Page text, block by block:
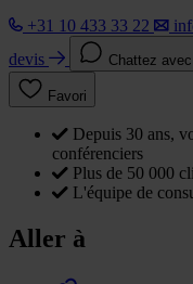
+31 10 433 33 22
devis
Chattez
Favori
Depuis 30 ans,
conférenciers
Plus de 50 000
L'équipe de
Aller à